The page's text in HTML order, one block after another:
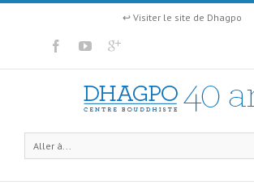
↩ Visiter le site de Dhagpo
Aller à...